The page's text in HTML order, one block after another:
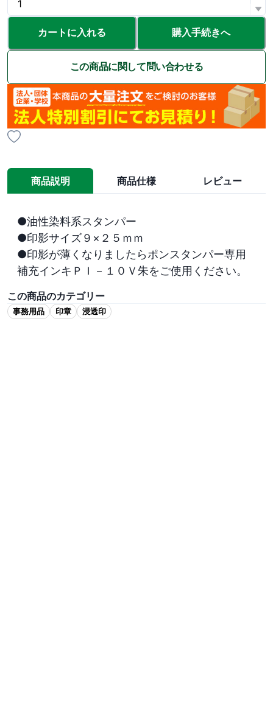
カートに入れる 購入手続きへ
この商品に関して問い合わせる
商品説明 商品仕様 レビュー
●油性染料系スタンパー
●印影サイズ９×２５ｍｍ
●印影が薄くなりましたらポンスタンパー専用
補充インキＰＩ－１０Ｖ朱をご使用ください。
この商品のカテゴリー
事務用品 印章 浸透印